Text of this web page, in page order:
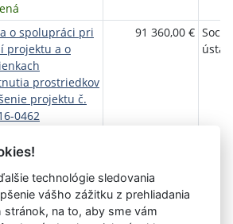
o spolupráci pri
projektu a o
prostriedkov
projektu č.
0462
91 360,00 €
ústav
5 6 7 8 9 10
technológie sledovania
vášho zážitku z prehliadania
na to, aby sme vám